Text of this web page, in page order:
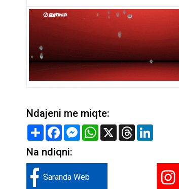
Ndajeni me miqte:
Share FacebookMessenger
WhatsApp
X Threads
Na ndiqni:
Saranda Web